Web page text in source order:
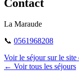
Contact
La Maraude
📞 0561968208
Voir le séjour sur le
← Voir tous les séjours